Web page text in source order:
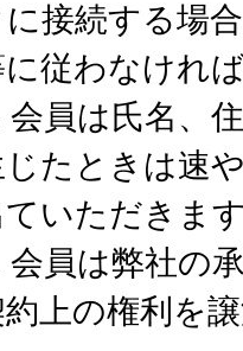
に接続する場
に従わなけれ
会員は氏名、
たときは速
ていただきま
会員は弊社の
約上の権利を